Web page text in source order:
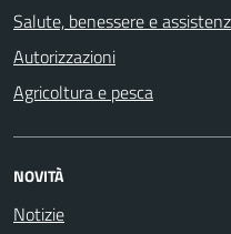
Salute, benessere e
Autorizzazioni
Agricoltura e pesca
NOVITÀ
Notizie